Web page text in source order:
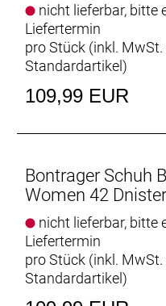
nicht lieferbar, bitte
Liefertermin
pro Stück (inkl. MwSt.
Standardartikel)
109,99 EUR
Bontrager Schuh
Women 42
nicht lieferbar, bitte
Liefertermin
pro Stück (inkl. MwSt.
Standardartikel)